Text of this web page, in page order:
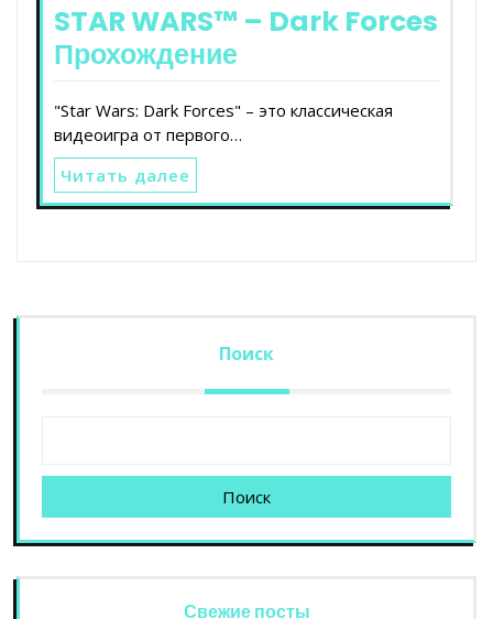
STAR WARS™ – Dark Forces
Прохождение
"Star Wars: Dark Forces" – это классическая
видеоигра от первого…
Читать далее
Поиск
Поиск
Свежие посты